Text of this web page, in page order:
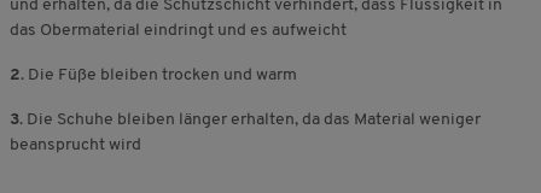
und erhalten, da die Schutzschicht verhindert, dass Flüssigkeit in
das Obermaterial eindringt und es aufweicht
2. Die Füße bleiben trocken und warm
3. Die Schuhe bleiben länger erhalten, da das Material weniger
beansprucht wird